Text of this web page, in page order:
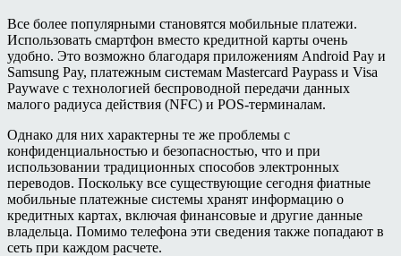
Все более популярными становятся мобильные платежи.
Использовать смартфон вместо кредитной карты очень
удобно. Это возможно благодаря приложениям Android Pay и
Samsung Pay, платежным системам Mastercard Paypass и Visa
Paywave с технологией беспроводной передачи данных
малого радиуса действия (NFC) и POS-терминалам.
Однако для них характерны те же проблемы с
конфиденциальностью и безопасностью, что и при
использовании традиционных способов электронных
переводов. Поскольку все существующие сегодня фиатные
мобильные платежные системы хранят информацию о
кредитных картах, включая финансовые и другие данные
владельца. Помимо телефона эти сведения также попадают в
сеть при каждом расчете.